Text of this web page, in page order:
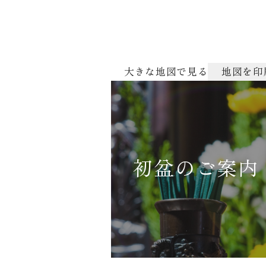
大きな地図で見る 地図を印
初盆のご案内